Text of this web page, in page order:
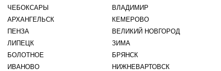
ЧЕБОКСАРЫ
ВЛАДИМИР
АРХАНГЕЛЬСК
КЕМЕРОВО
ПЕНЗА
ВЕЛИКИЙ НОВГОРОД
ЛИПЕЦК
ЗИМА
БОЛОТНОЕ
БРЯНСК
ИВАНОВО
НИЖНЕВАРТОВСК